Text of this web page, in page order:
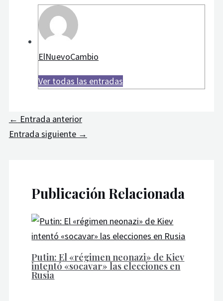
ElNuevoCambio
Ver todas las entradas
← Entrada anterior
Entrada siguiente →
Publicación Relacionada
Putin: El «régimen neonazi» de Kiev
intentó «socavar» las elecciones en
Rusia